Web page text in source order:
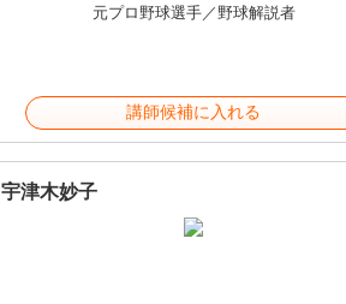
元プロ野球選手／野球解説者
講師候補に入れる
宇津木妙子